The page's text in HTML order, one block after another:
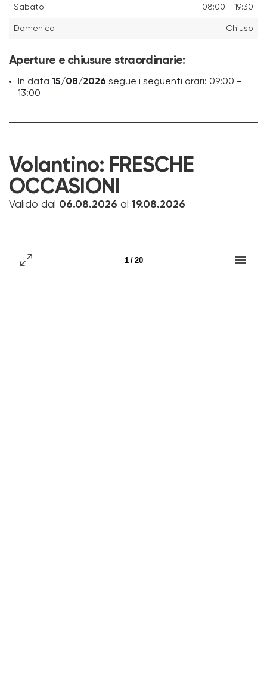
Sabato 08:00 - 19:30
Domenica Chiuso
Aperture e chiusure straordinarie:
In data 15/08/2026 segue i seguenti orari: 09:00 -
13:00
Volantino: FRESCHE
OCCASIONI
Valido dal 06.08.2026 al 19.08.2026